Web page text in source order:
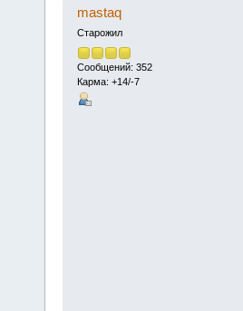
mastaq
Старожил
Сообщений: 352
Карма: +14/-7